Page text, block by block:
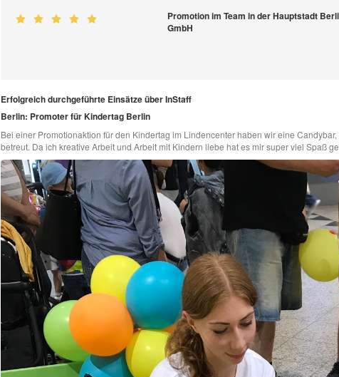
Promotion im Team in der Hauptstadt
GmbH
Erfolgreich durchgeführte Einsätze über InStaff
Berlin: Promoter für Kindertag Berlin
Bei einer Promotionaktion für den Kindertag im Lindencenter haben wir eine
betreut. Da ich kreative Arbeit und Arbeit mit Kindern liebe hat es mir super viel Spaß